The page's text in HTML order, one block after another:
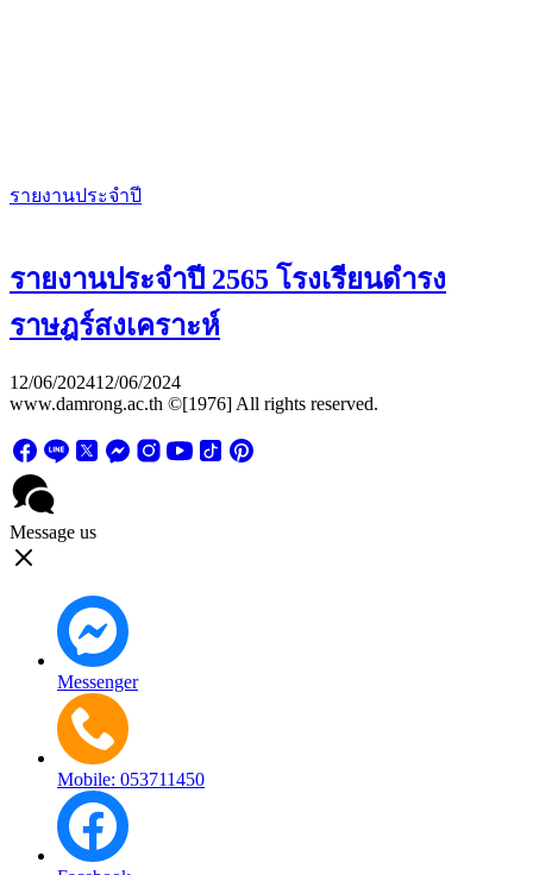
รายงานประจำปี
รายงานประจำปี 2565 โรงเรียนดำรง
ราษฎร์สงเคราะห์
12/06/202412/06/2024
www.damrong.ac.th ©[1976] All rights reserved.
Message us
Messenger
Mobile: 053711450